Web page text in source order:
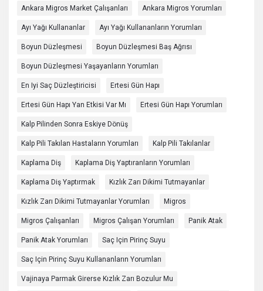
Ankara Migros Market Çalışanları Ankara Migros Yorumları
Ayı Yağı Kullananlar Ayı Yağı Kullananların Yorumları
Boyun Düzleşmesi Boyun Düzleşmesi Baş Ağrısı
Boyun Düzleşmesi Yaşayanların Yorumları
En Iyi Saç Düzleştiricisi Ertesi Gün Hapı
Ertesi Gün Hapı Yan Etkisi Var Mı Ertesi Gün Hapı Yorumları
Kalp Pilinden Sonra Eskiye Dönüş
Kalp Pili Takılan Hastaların Yorumları Kalp Pili Takılanlar
Kaplama Diş Kaplama Diş Yaptıranların Yorumları
Kaplama Diş Yaptırmak Kızlık Zarı Dikimi Tutmayanlar
Kızlık Zarı Dikimi Tutmayanlar Yorumları Migros
Migros Çalışanları Migros Çalışan Yorumları Panik Atak
Panik Atak Yorumları Saç Için Pirinç Suyu
Saç Için Pirinç Suyu Kullananların Yorumları
Vajinaya Parmak Girerse Kızlık Zarı Bozulur Mu